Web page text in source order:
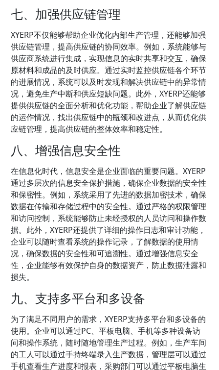
七、加强供应链管理
XYERP不仅能够帮助企业优化内部生产管理，还能够加强
供应链管理，提高供应链的协同效率。例如，系统能够与
供应商系统进行集成，实现信息的实时共享和交互，确保
原材料和成品的及时供应。通过实时监控供应链各个环节
的进展情况，系统可以及时发现和解决供应链中的异常情
况，避免生产中断和供应短缺问题。此外，XYERP还能够
提供供应链的全面分析和优化功能，帮助企业了解供应链
的运作情况，找出供应链中的瓶颈和改进点，从而优化供
应链管理，提高供应链的整体效率和稳定性。
八、增强信息安全性
在信息化时代，信息安全是企业面临的重要问题。XYERP
通过多层次的信息安全保护措施，确保企业数据的安全性
和保密性。例如，系统采用了先进的数据加密技术，确保
数据在传输和存储过程中的安全性。通过严格的权限管理
和访问控制，系统能够防止未经授权的人员访问和操作数
据。此外，XYERP还提供了详细的操作日志和审计功能，
企业可以随时查看系统的操作记录，了解数据的使用情
况，确保数据的安全性和可追溯性。通过增强信息安全
性，企业能够有效保护自身的数据资产，防止数据泄露和
损失。
九、支持多平台和多设备
为了满足不同用户的需求，XYERP支持多平台和多设备的
使用。企业可以通过PC、平板电脑、手机等多种设备访
问和操作系统，随时随地管理生产过程。例如，生产车间
的工人可以通过手持终端录入生产数据，管理层可以通过
手机查看生产进度和报表，采购部门可以通过平板电脑生